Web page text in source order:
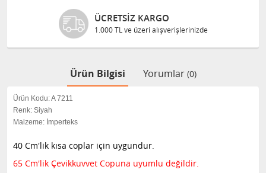
ÜCRETSIZ KARGO
1.000 TL ve üzeri alışverişlerinizde
Ürün Bilgisi Yorumlar (0)
Ürün Kodu: A 7211
Renk: Siyah
Malzeme: İmperteks
40 Cm'lik kısa coplar için uygundur.
65 Cm'lik Çevikkuvvet Copuna uyumlu değildir.